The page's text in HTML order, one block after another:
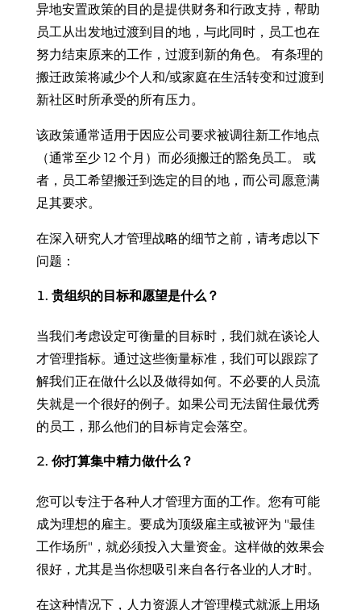
异地安置政策的目的是提供财务和行政支持，帮助
员工从出发地过渡到目的地，与此同时，员工也在
努力结束原来的工作，过渡到新的角色。 有条理的
搬迁政策将减少个人和/或家庭在生活转变和过渡到
新社区时所承受的所有压力。
该政策通常适用于因应公司要求被调往新工作地点
（通常至少 12 个月）而必须搬迁的豁免员工。 或
者，员工希望搬迁到选定的目的地，而公司愿意满
足其要求。
在深入研究人才管理战略的细节之前，请考虑以下
问题：
贵组织的目标和愿望是什么？
当我们考虑设定可衡量的目标时，我们就在谈论人
才管理指标。通过这些衡量标准，我们可以跟踪了
解我们正在做什么以及做得如何。不必要的人员流
失就是一个很好的例子。如果公司无法留住最优秀
的员工，那么他们的目标肯定会落空。
你打算集中精力做什么？
您可以专注于各种人才管理方面的工作。您有可能
成为理想的雇主。要成为顶级雇主或被评为 "最佳
工作场所"，就必须投入大量资金。这样做的效果会
很好，尤其是当你想吸引来自各行各业的人才时。
在这种情况下，人力资源人才管理模式就派上用场